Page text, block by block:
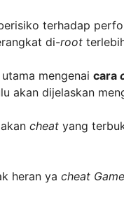
terhadap
di-root
mengenai cara
akan dijelaskan
cheat yang
heran ya cheat Game